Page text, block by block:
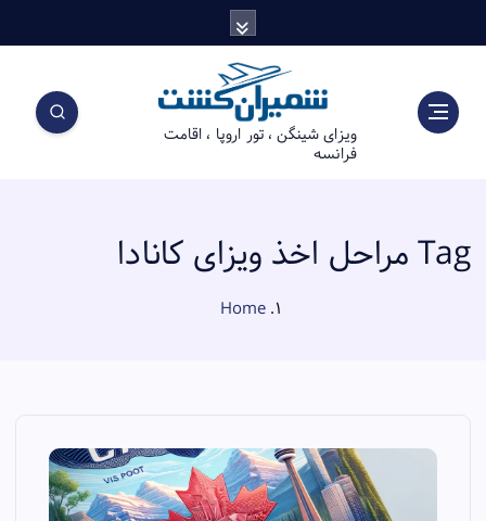
ویزای شینگن ، تور اروپا ، اقامت
فرانسه
Tag مراحل اخذ ویزای کانادا
Home